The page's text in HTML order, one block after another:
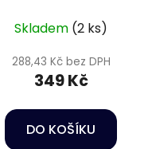
Skladem (2 ks)
288,43 Kč bez DPH
349 Kč
DO KOŠÍKU